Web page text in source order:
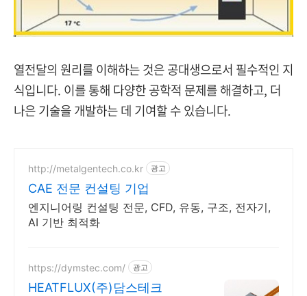
열전달의 원리를 이해하는 것은 공대생으로서 필수적인 지
식입니다. 이를 통해 다양한 공학적 문제를 해결하고, 더
나은 기술을 개발하는 데 기여할 수 있습니다.
http://metalgentech.co.kr 광고
CAE 전문 컨설팅 기업
엔지니어링 컨설팅 전문, CFD, 유동, 구조, 전자기,
AI 기반 최적화
https://dymstec.com/ 광고
HEATFLUX(주)담스테크